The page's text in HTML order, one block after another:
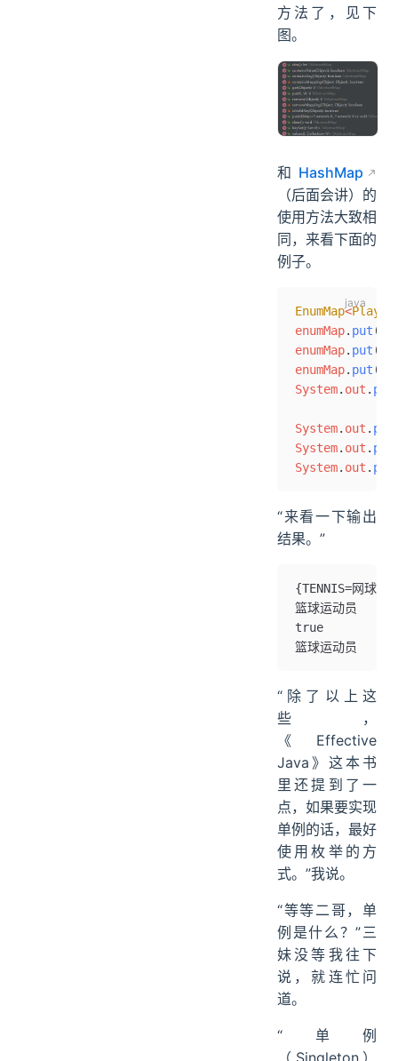
方法了，见下
图。
和 HashMap
（后面会讲）的
使用方法大致相
同，来看下面的
例子。
EnumMap<
enumMap. put (
enumMap. put (
enumMap. put (
System. out .
System. out .
System. out .
System. out .
“来看一下输出
结果。”
{TENNIS=网球运
篮球运动员
true
篮球运动员
“除了以上这
些，
《Effective
Java》这本书
里还提到了一
点，如果要实现
单例的话，最好
使用枚举的方
式。”我说。
“等等二哥，单
例是什么？”三
妹没等我往下
说，就连忙问
道。
“单例